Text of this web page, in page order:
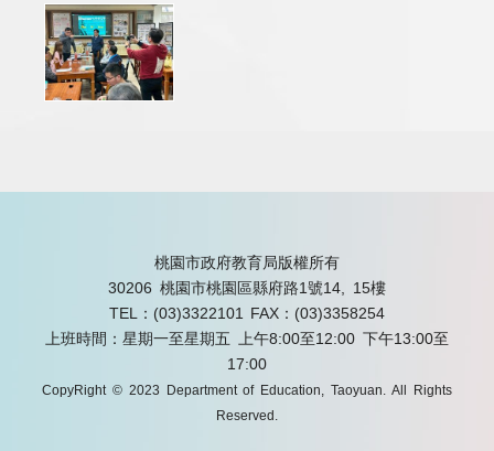
桃園市政府教育局版權所有
30206 桃園市桃園區縣府路1號14, 15樓
TEL：(03)3322101 FAX：(03)3358254
上班時間：星期一至星期五 上午8:00至12:00 下午13:00至
17:00
CopyRight © 2023 Department of Education, Taoyuan. All Rights
Reserved.